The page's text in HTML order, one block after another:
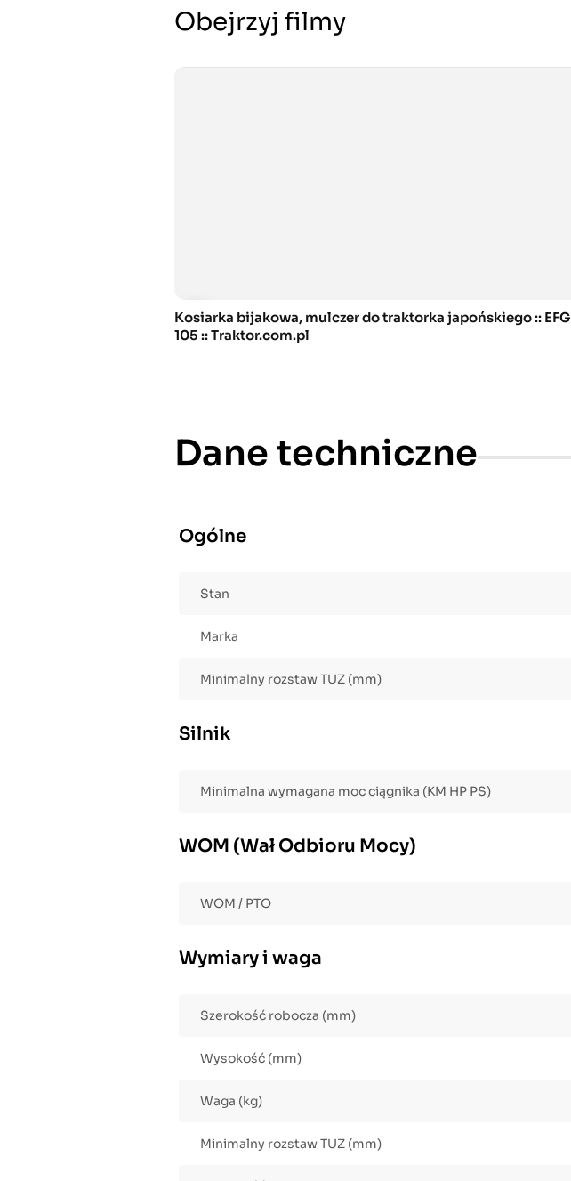
Obejrzyj filmy
Kosiarka bijakowa, mulczer do traktorka japońskiego :: EFG
105 :: Traktor.com.pl
Dane techniczne
Ogólne
Stan
Marka
Minimalny rozstaw TUZ (mm)
Silnik
Minimalna wymagana moc ciągnika (KM HP PS)
WOM (Wał Odbioru Mocy)
WOM / PTO
Wymiary i waga
Szerokość robocza (mm)
Wysokość (mm)
Waga (kg)
Minimalny rozstaw TUZ (mm)